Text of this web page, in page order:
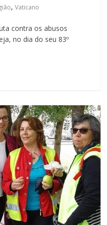
,Vaticano
contra os abusos
no dia do seu 83º